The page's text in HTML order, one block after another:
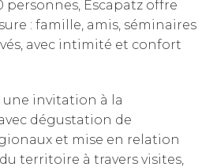
personnes, Escapatz offre
: famille, amis, séminaires
avec intimité et confort
une invitation à la
dégustation de
et mise en relation
territoire à travers visites,